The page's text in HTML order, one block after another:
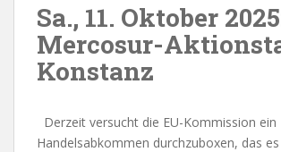
Sa., 11. Oktober
Mercosur-
Konstanz
Derzeit versucht die EU-Kommission ein
Handelsabkommen durchzuboxen, das